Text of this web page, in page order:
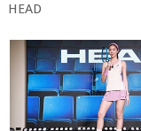
HEAD